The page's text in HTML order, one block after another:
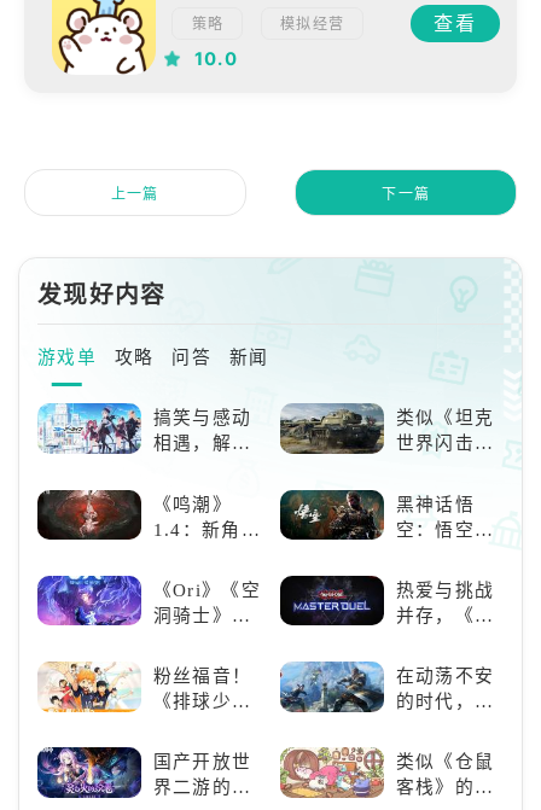
策略
模拟经营
模拟
10.0
查看
上一篇 下一篇
发现好内容
游戏单 攻略 问答 新闻
搞笑与感动
相遇，解锁
的魅力
类似《坦克
世界闪击
（WOTB）
的军事类游
戏推荐！快
爱的装备出
发吧！
《鸣潮》
1.4：新角
情，全新冒
险体验！
黑神话悟
空：悟空携
来，游戏界
的东方巨
兽，引爆全
《Ori》《空
洞骑士》
胞》横向对
比，不知道
热爱与挑战
并存，《游
决斗》，牌
佬都爱玩的
粉丝福音！
《排球少
HIGH!!》手
游还原经典
在动荡不安
的时代，踏
国产开放世
界二游的里
类似《仓鼠
客栈》的萌